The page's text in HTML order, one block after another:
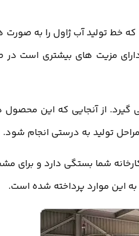
تولید آب ژاول را به صورت
مزیت های بیشتری است در
گیرد. از آنجایی که این
مراحل تولید به درستی انجام شود.
شما بستگی دارد و برای
این موارد پرداخته شده است.